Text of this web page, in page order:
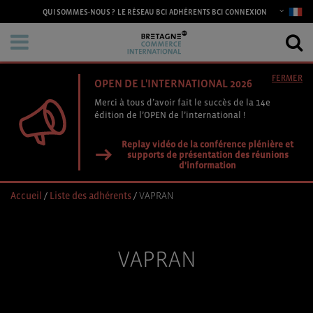
QUI SOMMES-NOUS ? LE RÉSEAU BCI ADHÉRENTS BCI CONNEXION
OPEN DE L'INTERNATIONAL 2026
Merci à tous d’avoir fait le succès de la 14e
édition de l’OPEN de l’international !
Replay vidéo de la conférence plénière et
supports de présentation des réunions
d'information
FERMER
Accueil / Liste des adhérents/VAPRAN
VAPRAN